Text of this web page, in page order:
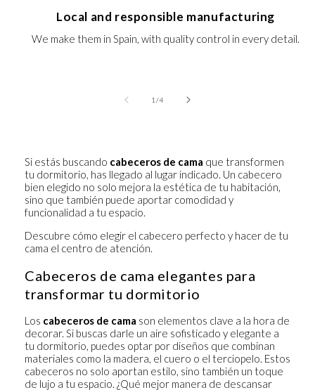
Local and responsible manufacturing
We make them in Spain, with quality control in every detail.
1 /of
4
Si estás buscando cabeceros de cama que transformen
tu dormitorio, has llegado al lugar indicado. Un cabecero
bien elegido no solo mejora la estética de tu habitación,
sino que también puede aportar comodidad y
funcionalidad a tu espacio.
Descubre cómo elegir el cabecero perfecto y hacer de tu
cama el centro de atención.
Cabeceros de cama elegantes para
transformar tu dormitorio
Los cabeceros de cama son elementos clave a la hora de
decorar. Si buscas darle un aire sofisticado y elegante a
tu dormitorio, puedes optar por diseños que combinan
materiales como la madera, el cuero o el terciopelo. Estos
cabeceros no solo aportan estilo, sino también un toque
de lujo a tu espacio. ¿Qué mejor manera de descansar